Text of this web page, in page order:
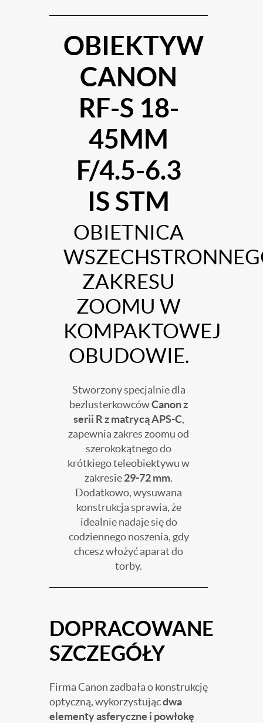
OBIEKTYW
CANON
RF-S 18-
45MM
F/4.5-6.3
IS STM
OBIETNICA
ZAKRESU
ZOOMU W
KOMPAKTOWEJ
OBUDOWIE.
Stworzony specjalnie dla
bezlusterkowcówCanon z
serii R z matrycą APS-C,
zapewnia zakres zoomu od
szerokokątnego do
krótkiego teleobiektywu w
zakresie29-72 mm.
Dodatkowo, wysuwana
konstrukcja sprawia, że
idealnie nadaje się do
codziennego noszenia, gdy
chcesz włożyć aparat do
torby.
DOPRACOWANE
SZCZEGÓŁY
Firma Canon zadbała o konstrukcję
optyczną, wykorzystującdwa
elementy asferyczne i powłokę